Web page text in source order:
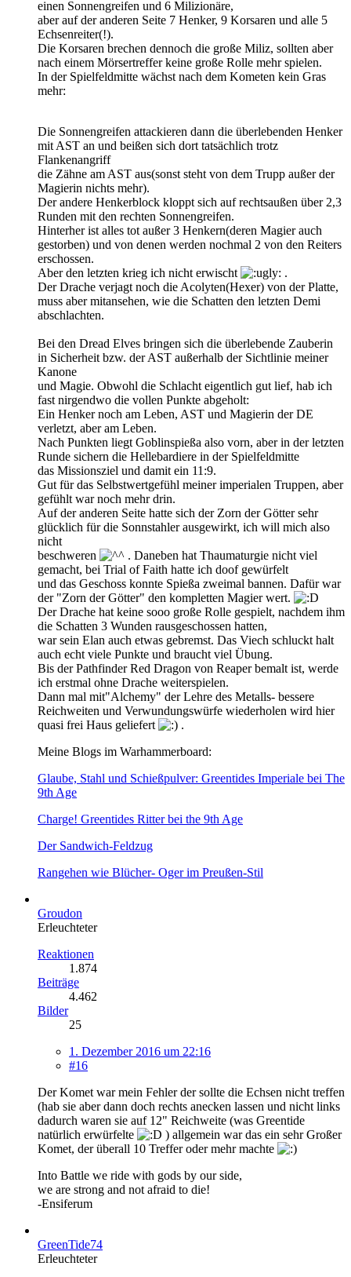
einen Sonnengreifen und 6 Milizionäre,
aber auf der anderen Seite 7 Henker, 9 Korsaren und alle 5
Echsenreiter(!).
Die Korsaren brechen dennoch die große Miliz, sollten aber
nach einem Mörsertreffer keine große Rolle mehr spielen.
In der Spielfeldmitte wächst nach dem Kometen kein Gras
mehr:
Die Sonnengreifen attackieren dann die überlebenden Henker
mit AST an und beißen sich dort tatsächlich trotz
Flankenangriff
die Zähne am AST aus(sonst steht von dem Trupp außer der
Magierin nichts mehr).
Der andere Henkerblock kloppt sich auf rechtsaußen über 2,3
Runden mit den rechten Sonnengreifen.
Hinterher ist alles tot außer 3 Henkern(deren Magier auch
gestorben) und von denen werden nochmal 2 von den Reiters
erschossen.
Aber den letzten krieg ich nicht erwischt
.
Der Drache verjagt noch die Acolyten(Hexer) von der Platte,
muss aber mitansehen, wie die Schatten den letzten Demi
abschlachten.
Bei den Dread Elves bringen sich die überlebende Zauberin
in Sicherheit bzw. der AST außerhalb der Sichtlinie meiner
Kanone
und Magie. Obwohl die Schlacht eigentlich gut lief, hab ich
fast nirgendwo die vollen Punkte abgeholt:
Ein Henker noch am Leben, AST und Magierin der DE
verletzt, aber am Leben.
Nach Punkten liegt Goblinspießa also vorn, aber in der letzten
Runde sichern die Hellebardiere in der Spielfeldmitte
das Missionsziel und damit ein 11:9.
Gut für das Selbstwertgefühl meiner imperialen Truppen, aber
gefühlt war noch mehr drin.
Auf der anderen Seite hatte sich der Zorn der Götter sehr
glücklich für die Sonnstahler ausgewirkt, ich will mich also
nicht
beschweren
. Daneben hat Thaumaturgie nicht viel
gemacht, bei Trial of Faith hatte ich doof gewürfelt
und das Geschoss konnte Spießa zweimal bannen. Dafür war
der "Zorn der Götter" den kompletten Magier wert.
Der Drache hat keine sooo große Rolle gespielt, nachdem ihm
die Schatten 3 Wunden rausgeschossen hatten,
war sein Elan auch etwas gebremst. Das Viech schluckt halt
auch echt viele Punkte und braucht viel Übung.
Bis der Pathfinder Red Dragon von Reaper bemalt ist, werde
ich erstmal ohne Drache weiterspielen.
Dann mal mit"Alchemy" der Lehre des Metalls- bessere
Reichweiten und Verwundungswürfe wiederholen wird hier
quasi frei Haus geliefert
.
Meine Blogs im Warhammerboard:
Glaube, Stahl und Schießpulver: Greentides Imperiale bei The
9th Age
Charge! Greentides Ritter bei the 9th Age
Der Sandwich-Feldzug
Rangehen wie Blücher- Oger im Preußen-Stil
Groudon
Erleuchteter
Reaktionen
1.874
Beiträge
4.462
Bilder
25
1. Dezember 2016 um 22:16
#16
Der Komet war mein Fehler der sollte die Echsen nicht treffen
(hab sie aber dann doch rechts anecken lassen und nicht links
dadurch waren sie auf 12" Reichweite (was Greentide
natürlich erwürfelte
) allgemein war das ein sehr Großer
Komet, der überall 10 Treffer oder mehr machte
Into Battle we ride with gods by our side,
we are strong and not afraid to die!
-Ensiferum
GreenTide74
Erleuchteter